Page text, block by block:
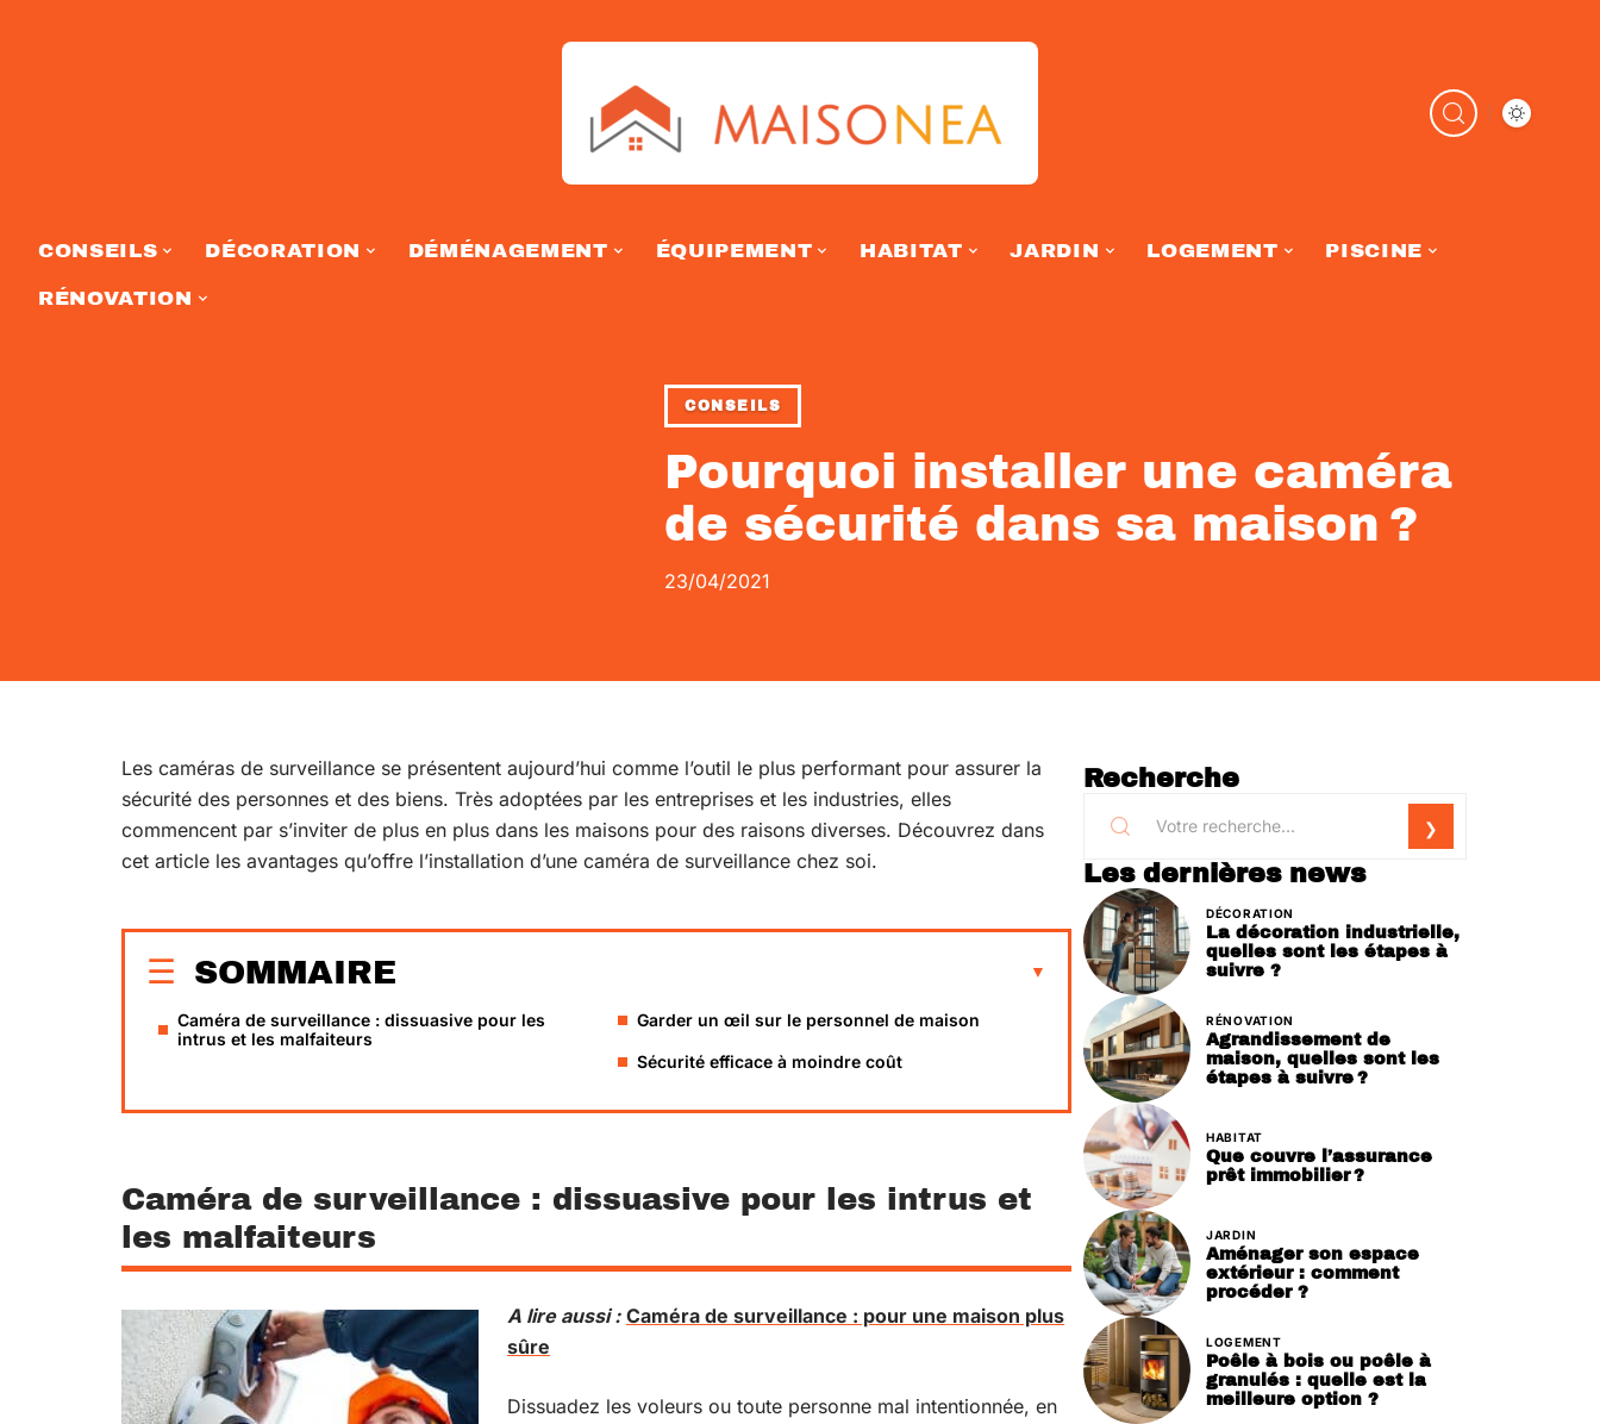
CONSEILS DÉCORATION DÉMÉNAGEMENT ÉQUIPEMENT HABITAT JARDIN LOGEMENT PISCINE
RÉNOVATION
CONSEILS
Pourquoi installer une caméra
de sécurité dans sa maison ?
23/04/2021
Les caméras de surveillance se présentent aujourd’hui comme l’outil le plus performant pour assurer la
sécurité des personnes et des biens. Très adoptées par les entreprises et les industries, elles
commencent par s’inviter de plus en plus dans les maisons pour des raisons diverses. Découvrez dans
cet article les avantages qu’offre l’installation d’une caméra de surveillance chez soi.
SOMMAIRE
Caméra de surveillance : dissuasive pour les
intrus et les malfaiteurs
Garder un œil sur le personnel de maison
Sécurité efficace à moindre coût
Caméra de surveillance : dissuasive pour les intrus et
les malfaiteurs
A lire aussi : Caméra de surveillance : pour une maison plus
sûre
Dissuadez les voleurs ou toute personne mal intentionnée, en
Recherche
Les dernières news
DÉCORATION
La décoration industrielle,
quelles sont les étapes à
suivre ?
RÉNOVATION
Agrandissement de
maison, quelles sont les
étapes à suivre ?
HABITAT
Que couvre l’assurance
prêt immobilier ?
JARDIN
Aménager son espace
extérieur : comment
procéder ?
LOGEMENT
Poêle à bois ou poêle à
granulés : quelle est la
meilleure option ?